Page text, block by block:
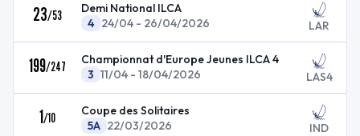
23/53
Demi National ILCA
4 24/04 - 26/04/2026 LAR
199/247
Championnat d'Europe Jeunes ILCA 4
3 11/04 - 18/04/2026 LAS4
1/10
Coupe des Solitaires
5A 22/03/2026 IND